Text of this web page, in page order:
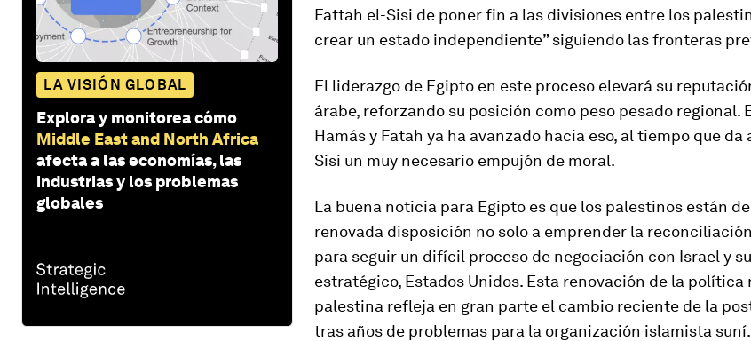
LA VISIÓN GLOBAL
Explora y monitorea cómo
Middle East and North Africa
afecta a las economías, las
industrias y los problemas
globales
Fattah el-Sisi de poner fin a las divisiones entre los
crear un estado independiente” siguiendo las fronteras
El liderazgo de Egipto en este proceso elevará su
árabe, reforzando su posición como peso pesado regional.
Hamás y Fatah ya ha avanzado hacia eso, al tiempo que da
Sisi un muy necesario empujón de moral.
La buena noticia para Egipto es que los palestinos están
renovada disposición no solo a emprender la
para seguir un difícil proceso de negociación con Israel y
estratégico, Estados Unidos. Esta renovación de la política
palestina refleja en gran parte el cambio reciente de la
tras años de problemas para la organización islamista suní.